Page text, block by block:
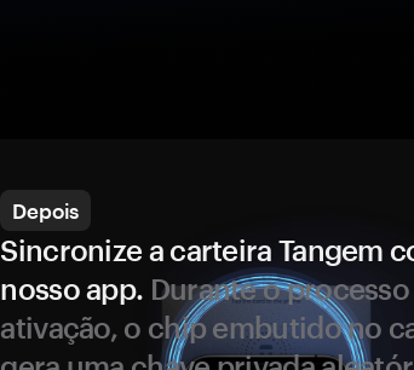
Depois
Sincronize a carteira Tangem
nosso app. Durante o
ativação, o chip embutido no